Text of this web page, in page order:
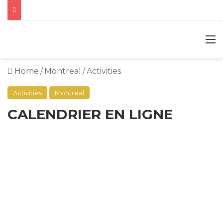
Home / Montreal /Activities
Activities Montreal
CALENDRIER EN LIGNE